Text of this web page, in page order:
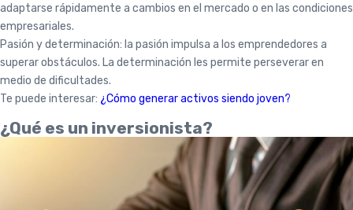
adaptarse rápidamente a cambios en el mercado o en las condiciones
empresariales.
Pasión y determinación: la pasión impulsa a los emprendedores a
superar obstáculos. La determinación les permite perseverar en
medio de dificultades.
Te puede interesar: ¿Cómo generar activos siendo joven?
¿Qué es un inversionista?